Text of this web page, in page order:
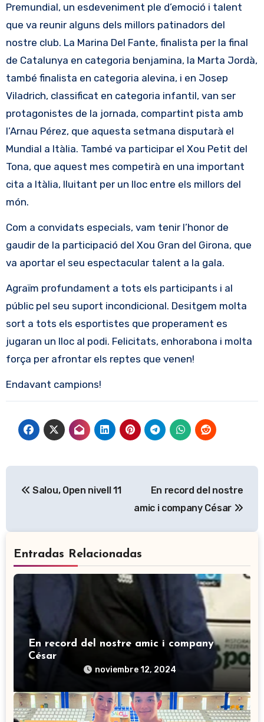
Premundial, un esdeveniment ple d’emoció i talent
que va reunir alguns dels millors patinadors del
nostre club. La Marina Del Fante, finalista per la final
de Catalunya en categoria benjamina, la Marta Jordà,
també finalista en categoria alevina, i en Josep
Viladrich, classificat en categoria infantil, van ser
protagonistes de la jornada, compartint pista amb
l’Arnau Pérez, que aquesta setmana disputarà el
Mundial a Itàlia. També va participar el Xou Petit del
Tona, que aquest mes competirà en una important
cita a Itàlia, lluitant per un lloc entre els millors del
món.
Com a convidats especials, vam tenir l’honor de
gaudir de la participació del Xou Gran del Girona, que
va aportar el seu espectacular talent a la gala.
Agraïm profundament a tots els participants i al
públic pel seu suport incondicional. Desitgem molta
sort a tots els esportistes que properament es
jugaran un lloc al podi. Felicitats, enhorabona i molta
força per afrontar els reptes que venen!
Endavant campions!
entradas
Salou, Open nivell 11
En record del nostre
amic i company César
Entradas Relacionadas
En record del nostre amic i company
César
noviembre 12, 2024